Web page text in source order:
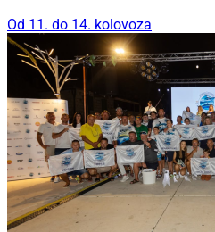
Od 11. do 14. kolovoza